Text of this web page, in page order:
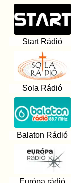
Start Rádió
Sola Rádió
Balaton Rádió
Európa rádió